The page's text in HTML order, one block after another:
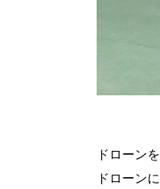
ドローン
ドローン